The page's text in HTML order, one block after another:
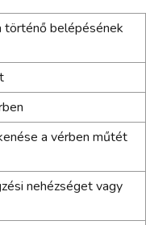
történő belépésének
a vérben műtét
nehézséget vagy